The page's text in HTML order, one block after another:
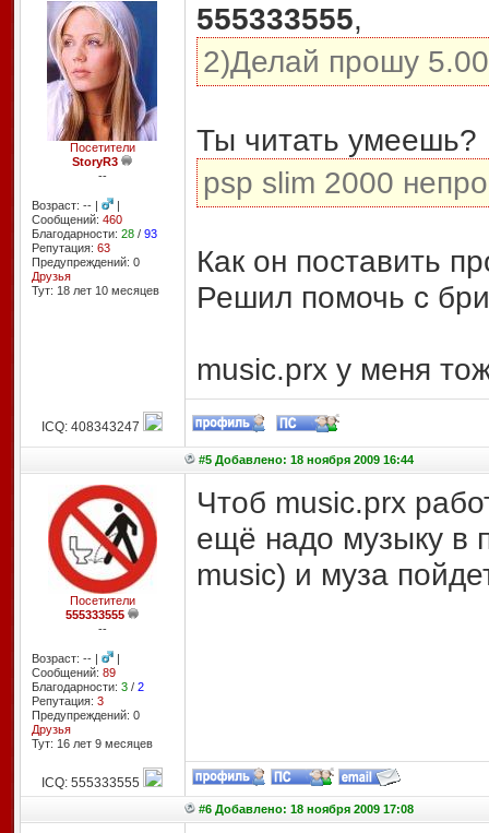
Посетители
StoryR3
--
Возраст: -- |
|
Сообщений: 460
Благодарности: 28/ 93
Репутация: 63
Предупреждений: 0
Друзья
Тут: 18 лет 10 месяцев
555333555,
2)Делай прошу
Ты читать умеешь?
psp slim 2000
Как он поставить
Решил помочь с
music.prx у меня
ICQ: 408343247
#5 Добавлено: 18 ноября 2009 16:44
Посетители
555333555
--
Возраст: -- |
|
Сообщений: 89
Благодарности: 3/ 2
Репутация: 3
Предупреждений: 0
Друзья
Тут: 16 лет 9 месяцев
Чтоб music.prx
ещё надо музыку в
music) и муза
ICQ: 555333555
#6 Добавлено: 18 ноября 2009 17:08